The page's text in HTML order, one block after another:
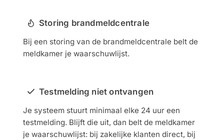
Storing brandmeldcentrale
Bij een storing van de brandmeldcentrale belt de
meldkamer je waarschuwlijst.
Testmelding niet ontvangen
Je systeem stuurt minimaal elke 24 uur een
testmelding. Blijft die uit, dan belt de meldkamer
je waarschuwlijst: bij zakelijke klanten direct, bij